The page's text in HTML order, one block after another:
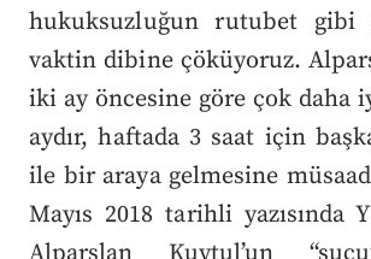
hukuksuzluğun rutubet gibi
vaktin dibine çöküyoruz.
iki ay öncesine göre çok daha
aydır, haftada 3 saat için
ile bir araya gelmesine
Mayıs 2018 tarihli yazısında